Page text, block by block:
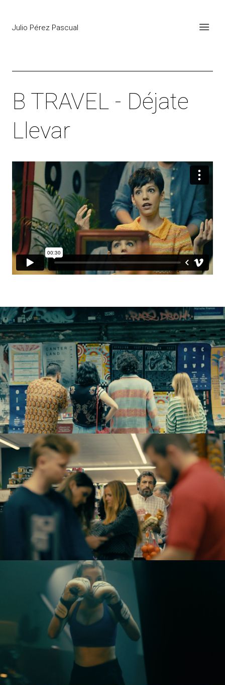
Julio Pérez Pascual
B TRAVEL - Déjate
Llevar